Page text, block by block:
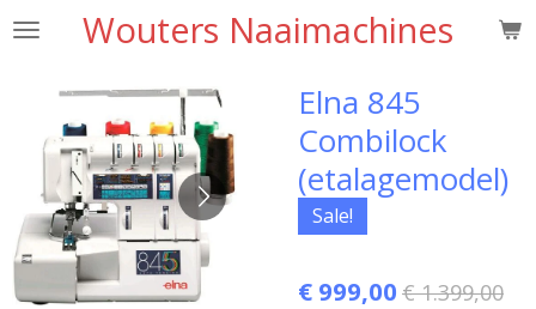
Ga
hoofdinhoud
Wouters Naaimachines
Elna 845
Combilock
(etalagemodel)
Sale!
€ 999,00 € 1.399,00